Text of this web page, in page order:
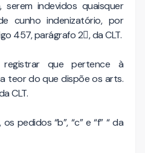
serem indevidos quaisquer
cunho indenizatório, por
457, parágrafo 2, da CLT.
registrar que pertence à
teor do que dispõe os arts.
CLT.
pedidos “b”, “c” e “f” “ da